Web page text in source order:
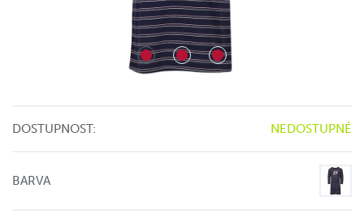
DOSTUPNOST: NEDOSTUPNÉ
BARVA